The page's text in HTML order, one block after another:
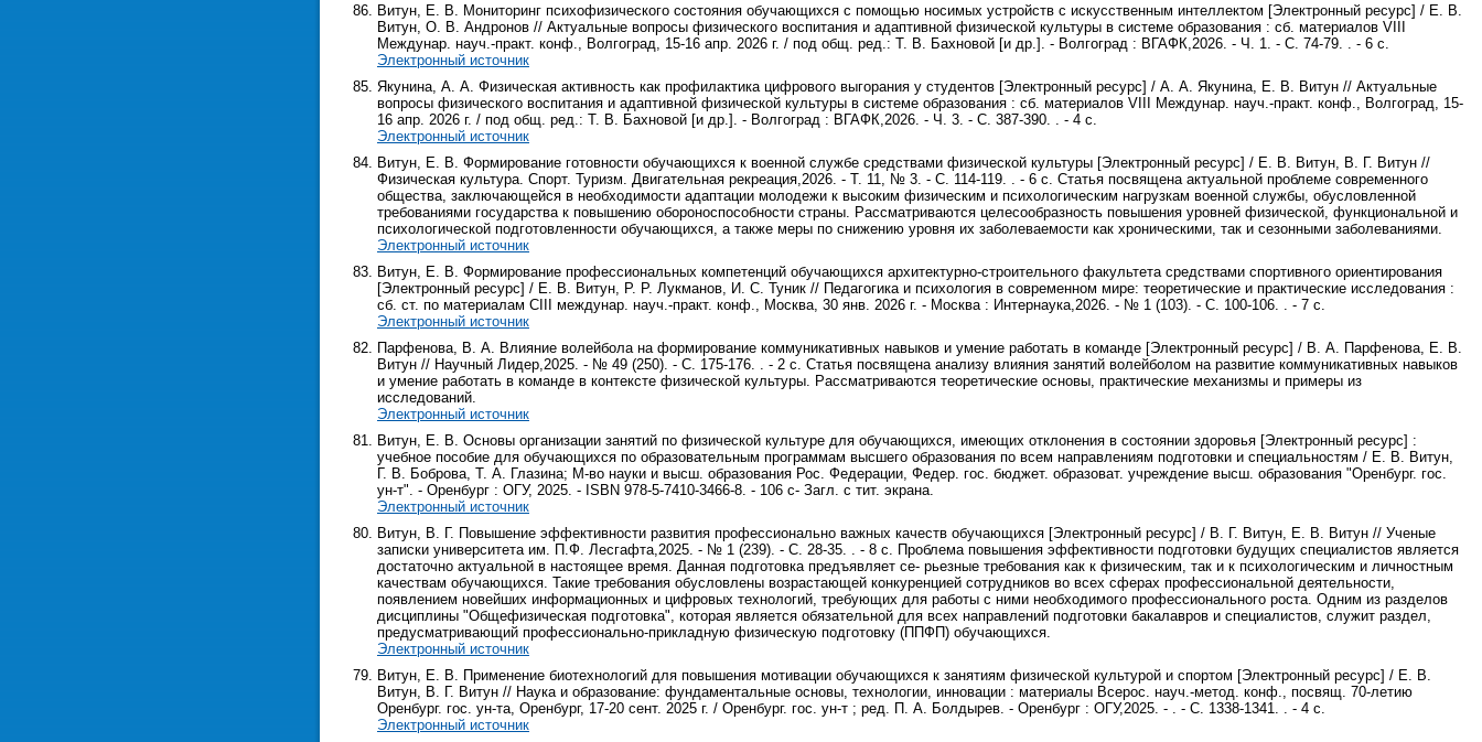
Витун, Е. В. Мониторинг психофизического состояния обучающихся с помощью носимых устройств с искусственным интеллектом [Электронный ресурс] / Е. В.
Витун, О. В. Андронов // Актуальные вопросы физического воспитания и адаптивной физической культуры в системе образования : сб. материалов VIII
Междунар. науч.-практ. конф., Волгоград, 15-16 апр. 2026 г. / под общ. ред.: Т. В. Бахновой [и др.]. - Волгоград : ВГАФК,2026. - Ч. 1. - С. 74-79. . - 6 с.
Электронный источник
Якунина, А. А. Физическая активность как профилактика цифрового выгорания у студентов [Электронный ресурс] / А. А. Якунина, Е. В. Витун // Актуальные
вопросы физического воспитания и адаптивной физической культуры в системе образования : сб. материалов VIII Междунар. науч.-практ. конф., Волгоград, 15-
16 апр. 2026 г. / под общ. ред.: Т. В. Бахновой [и др.]. - Волгоград : ВГАФК,2026. - Ч. 3. - С. 387-390. . - 4 с.
Электронный источник
Витун, Е. В. Формирование готовности обучающихся к военной службе средствами физической культуры [Электронный ресурс] / Е. В. Витун, В. Г. Витун //
Физическая культура. Спорт. Туризм. Двигательная рекреация,2026. - Т. 11, № 3. - С. 114-119. . - 6 с. Статья посвящена актуальной проблеме современного
общества, заключающейся в необходимости адаптации молодежи к высоким физическим и психологическим нагрузкам военной службы, обусловленной
требованиями государства к повышению обороноспособности страны. Рассматриваются целесообразность повышения уровней физической, функциональной и
психологической подготовленности обучающихся, а также меры по снижению уровня их заболеваемости как хроническими, так и сезонными заболеваниями.
Электронный источник
Витун, Е. В. Формирование профессиональных компетенций обучающихся архитектурно-строительного факультета средствами спортивного ориентирования
[Электронный ресурс] / Е. В. Витун, Р. Р. Лукманов, И. С. Туник // Педагогика и психология в современном мире: теоретические и практические исследования :
сб. ст. по материалам CIII междунар. науч.-практ. конф., Москва, 30 янв. 2026 г. - Москва : Интернаука,2026. - № 1 (103). - С. 100-106. . - 7 с.
Электронный источник
Парфенова, В. А. Влияние волейбола на формирование коммуникативных навыков и умение работать в команде [Электронный ресурс] / В. А. Парфенова, Е. В.
Витун // Научный Лидер,2025. - № 49 (250). - С. 175-176. . - 2 с. Статья посвящена анализу влияния занятий волейболом на развитие коммуникативных навыков
и умение работать в команде в контексте физической культуры. Рассматриваются теоретические основы, практические механизмы и примеры из
исследований.
Электронный источник
Витун, Е. В. Основы организации занятий по физической культуре для обучающихся, имеющих отклонения в состоянии здоровья [Электронный ресурс] :
учебное пособие для обучающихся по образовательным программам высшего образования по всем направлениям подготовки и специальностям / Е. В. Витун,
Г. В. Боброва, Т. А. Глазина; М-во науки и высш. образования Рос. Федерации, Федер. гос. бюджет. образоват. учреждение высш. образования "Оренбург. гос.
ун-т". - Оренбург : ОГУ, 2025. - ISBN 978-5-7410-3466-8. - 106 с- Загл. с тит. экрана.
Электронный источник
Витун, В. Г. Повышение эффективности развития профессионально важных качеств обучающихся [Электронный ресурс] / В. Г. Витун, Е. В. Витун // Ученые
записки университета им. П.Ф. Лесгафта,2025. - № 1 (239). - С. 28-35. . - 8 с. Проблема повышения эффективности подготовки будущих специалистов является
достаточно актуальной в настоящее время. Данная подготовка предъявляет се- рьезные требования как к физическим, так и к психологическим и личностным
качествам обучающихся. Такие требования обусловлены возрастающей конкуренцией сотрудников во всех сферах профессиональной деятельности,
появлением новейших информационных и цифровых технологий, требующих для работы с ними необходимого профессионального роста. Одним из разделов
дисциплины "Общефизическая подготовка", которая является обязательной для всех направлений подготовки бакалавров и специалистов, служит раздел,
предусматривающий профессионально-прикладную физическую подготовку (ППФП) обучающихся.
Электронный источник
Витун, Е. В. Применение биотехнологий для повышения мотивации обучающихся к занятиям физической культурой и спортом [Электронный ресурс] / Е. В.
Витун, В. Г. Витун // Наука и образование: фундаментальные основы, технологии, инновации : материалы Всерос. науч.-метод. конф., посвящ. 70-летию
Оренбург. гос. ун-та, Оренбург, 17-20 сент. 2025 г. / Оренбург. гос. ун-т ; ред. П. А. Болдырев. - Оренбург : ОГУ,2025. - . - С. 1338-1341. . - 4 с.
Электронный источник